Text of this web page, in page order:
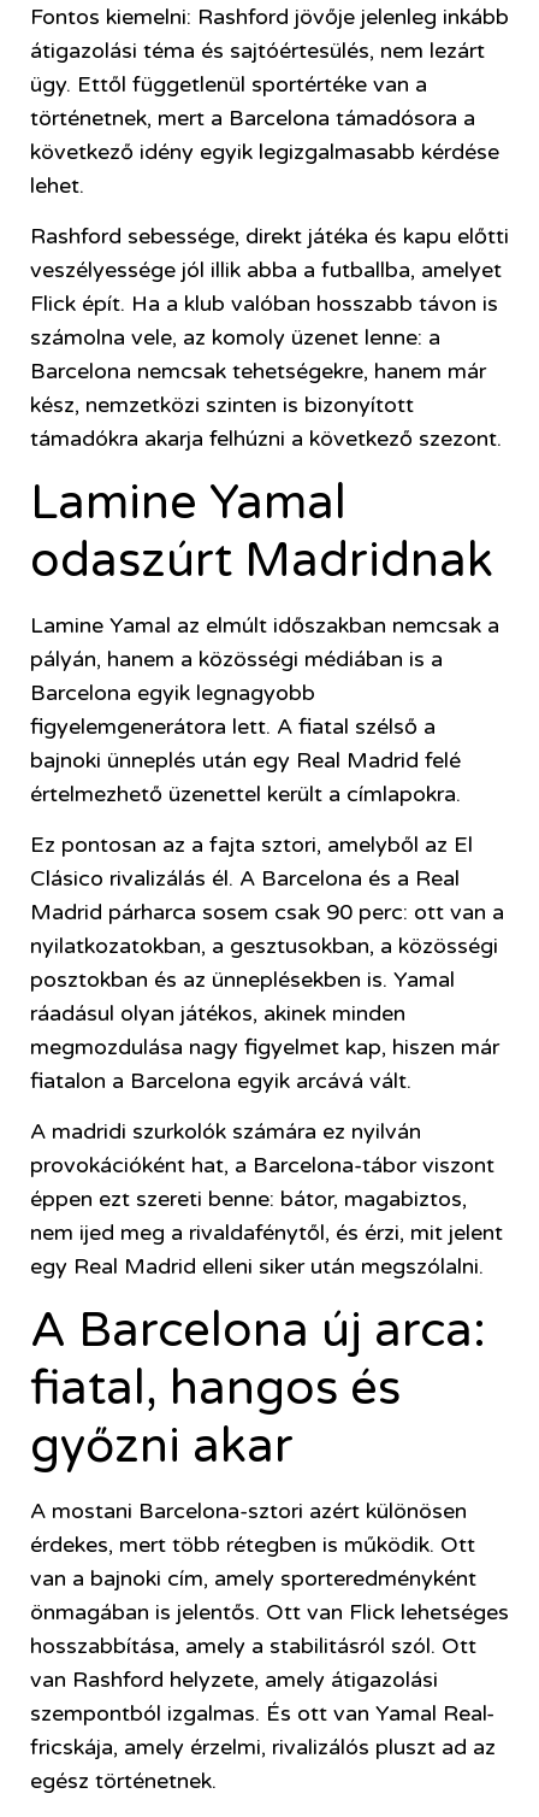
Fontos kiemelni: Rashford jövője jelenleg inkább
átigazolási téma és sajtóértesülés, nem lezárt
ügy. Ettől függetlenül sportértéke van a
történetnek, mert a Barcelona támadósora a
következő idény egyik legizgalmasabb kérdése
lehet.
Rashford sebessége, direkt játéka és kapu előtti
veszélyessége jól illik abba a futballba, amelyet
Flick épít. Ha a klub valóban hosszabb távon is
számolna vele, az komoly üzenet lenne: a
Barcelona nemcsak tehetségekre, hanem már
kész, nemzetközi szinten is bizonyított
támadókra akarja felhúzni a következő szezont.
Lamine Yamal
odaszúrt Madridnak
Lamine Yamal az elmúlt időszakban nemcsak a
pályán, hanem a közösségi médiában is a
Barcelona egyik legnagyobb
figyelemgenerátora lett. A fiatal szélső a
bajnoki ünneplés után egy Real Madrid felé
értelmezhető üzenettel került a címlapokra.
Ez pontosan az a fajta sztori, amelyből az El
Clásico rivalizálás él. A Barcelona és a Real
Madrid párharca sosem csak 90 perc: ott van a
nyilatkozatokban, a gesztusokban, a közösségi
posztokban és az ünneplésekben is. Yamal
ráadásul olyan játékos, akinek minden
megmozdulása nagy figyelmet kap, hiszen már
fiatalon a Barcelona egyik arcává vált.
A madridi szurkolók számára ez nyilván
provokációként hat, a Barcelona-tábor viszont
éppen ezt szereti benne: bátor, magabiztos,
nem ijed meg a rivaldafénytől, és érzi, mit jelent
egy Real Madrid elleni siker után megszólalni.
A Barcelona új arca:
fiatal, hangos és
győzni akar
A mostani Barcelona-sztori azért különösen
érdekes, mert több rétegben is működik. Ott
van a bajnoki cím, amely sporteredményként
önmagában is jelentős. Ott van Flick lehetséges
hosszabbítása, amely a stabilitásról szól. Ott
van Rashford helyzete, amely átigazolási
szempontból izgalmas. És ott van Yamal Real-
fricskája, amely érzelmi, rivalizálós pluszt ad az
egész történetnek.